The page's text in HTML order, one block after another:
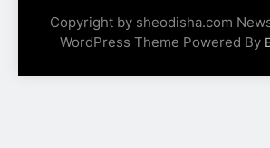
Copyright by sheodisha.com
WordPress Theme Powered By